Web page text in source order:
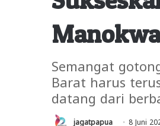
Semangat
Barat harus
datang dari
jagatpapua 8 Juni